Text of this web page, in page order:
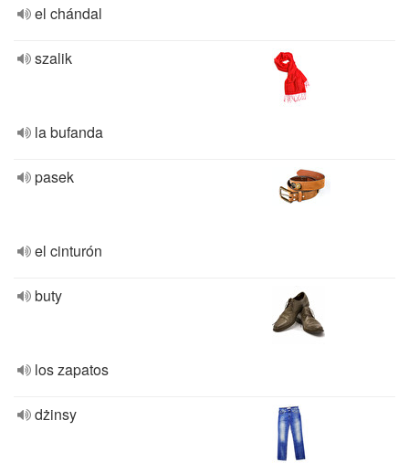
el chándal
szalik
la bufanda
pasek
el cinturón
buty
los zapatos
dżinsy